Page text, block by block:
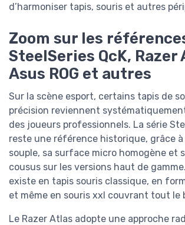
d’harmoniser tapis, souris et autres
Zoom sur les
SteelSeries QcK, Razer
Asus ROG et autres
Sur la scène esport, certains tapis de
précision reviennent
des joueurs professionnels. La série
reste une référence historique, grâce
souple, sa surface micro homogène et
cousus sur les versions haut de
existe en tapis souris classique, en
et même en souris xxl couvrant tout le
Le Razer Atlas adopte une approche